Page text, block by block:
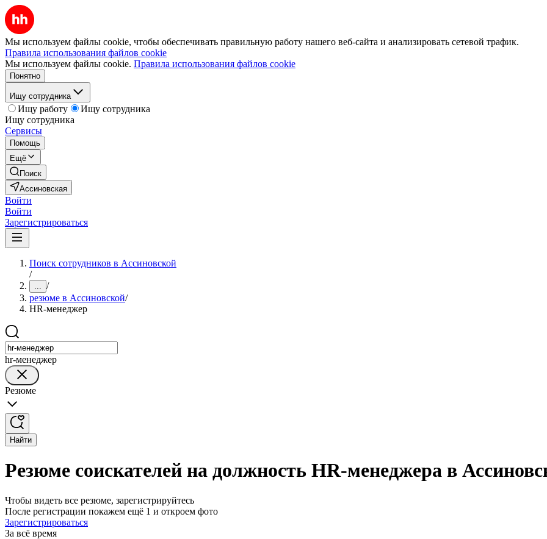
Мы используем файлы cookie, чтобы обеспечивать правильную работу нашего веб-сайта и анализировать сетевой трафик.
Правила использования файлов cookie
Мы используем файлы cookie. Правила использования файлов cookie
Понятно
Ищу сотрудника
Ищу работу
Ищу сотрудника
Ищу сотрудника
Сервисы
Помощь
Ещё
Поиск
Ассиновская
Войти
Войти
Зарегистрироваться
Поиск сотрудников в Ассиновской
/
... /
резюме в Ассиновской/
HR-менеджер
hr-менеджер
Резюме
Найти
Резюме соискателей на должность HR-менеджера в
Чтобы видеть все резюме, зарегистрируйтесь
После регистрации покажем ещё 1 и откроем фото
Зарегистрироваться
За всё время